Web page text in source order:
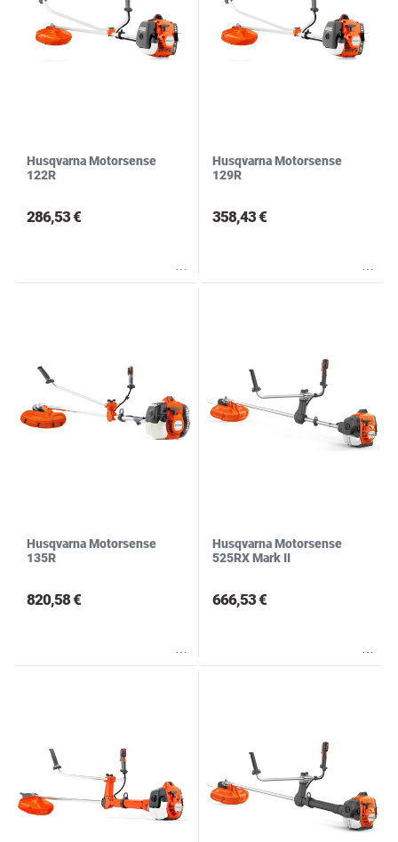
Husqvarna Motorsense
122R
286,53 €
Husqvarna Motorsense
129R
358,43 €
Husqvarna Motorsense
135R
820,58 €
Husqvarna Motorsense
525RX Mark II
666,53 €